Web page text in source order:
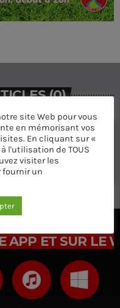
(0)
un commentaire.
APP ET SUR LE
site Web pour vous
en mémorisant vos
En cliquant sur «
l'utilisation de TOUS
visiter les
fournir un